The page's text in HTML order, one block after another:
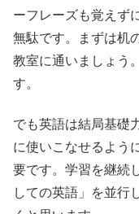
ーフレーズも覚えず
無駄です。まずは机
教室に通いましょう
す。
でも英語は結局基礎
に使いこなせるよう
要です。学習を継続
しての英語」を並行